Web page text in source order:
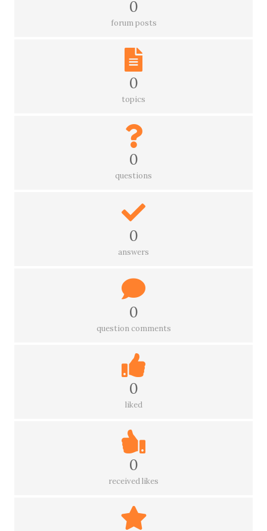
0
forum posts
0
topics
0
questions
0
answers
0
question comments
0
liked
0
received likes